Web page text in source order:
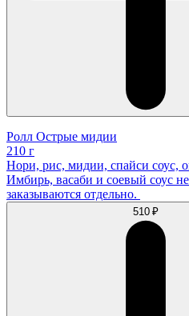
Ролл Острые мидии
210 г
Нори, рис, мидии, спайси соус,
Имбирь, васаби и соевый соус не
заказываются отдельно.
510 ₽